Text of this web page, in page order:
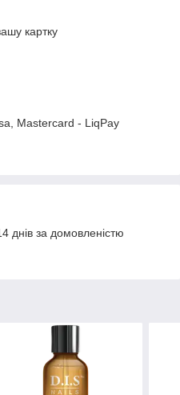
картку
Mastercard - LiqPay
днів за домовленістю